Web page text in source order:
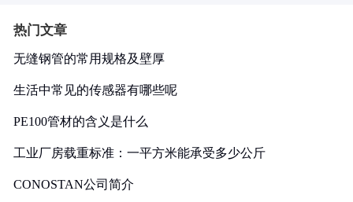
热门文章
无缝钢管的常用规格及壁厚
生活中常见的传感器有哪些呢
PE100管材的含义是什么
工业厂房载重标准：一平方米能承受多少公斤
CONOSTAN公司简介